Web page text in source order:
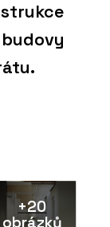
+20
obrázků